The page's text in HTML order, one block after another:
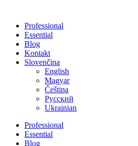
contentProfessional
Essential
Blog
Kontakt
Slovenčina
English
Magyar
Čeština
Русский
Ukrainian
Professional
Essential
Blog